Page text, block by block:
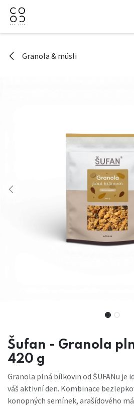
Přejít na obsah
Granola & müsli
Šufan - Granola
420 g
Granola plná bílkovin od ŠUFANu je
váš aktivní den. Kombinace
konopných semínek, arašídového